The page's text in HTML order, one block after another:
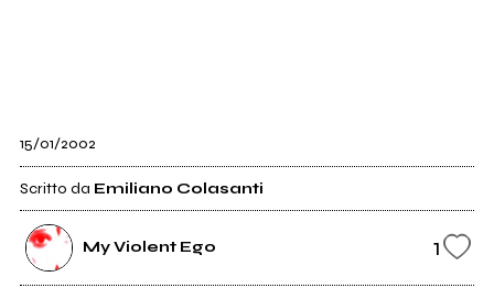
15/01/2002
Scritto da Emiliano Colasanti
My Violent Ego 1